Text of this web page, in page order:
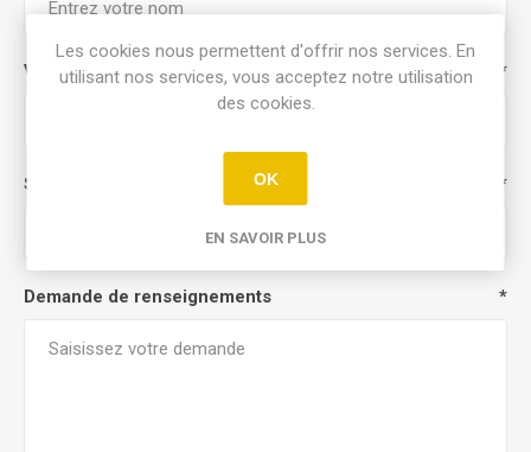
Votre adresse email *
Sujet: *
Demande de renseignements *
Les cookies nous permettent d'offrir nos services. En
utilisant nos services, vous acceptez notre utilisation
des cookies.
OK
EN SAVOIR PLUS